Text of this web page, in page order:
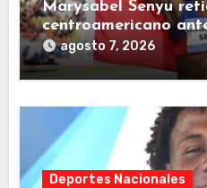
Marysabel Senyu
centroamericano
Juegos SD2026
agosto 7, 2026
Deportes Nacionales